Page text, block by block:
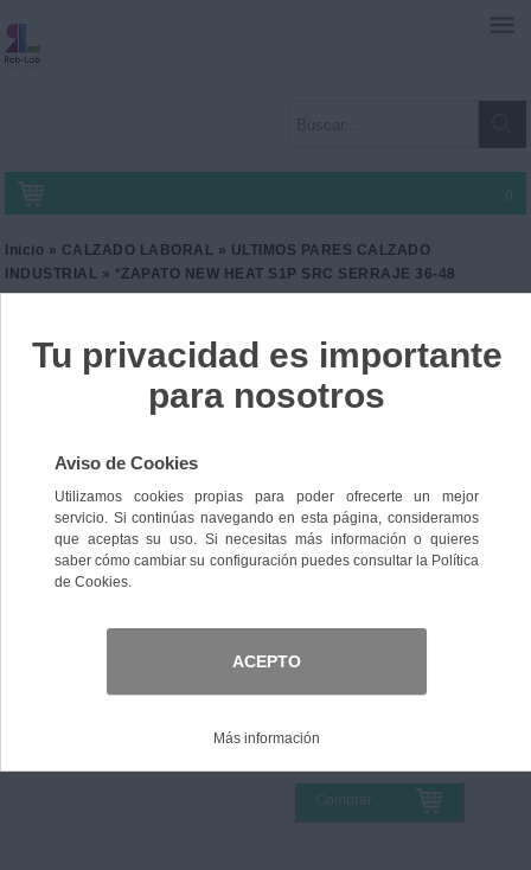
0
Inicio » CALZADO LABORAL » ULTIMOS PARES CALZADO
INDUSTRIAL » *ZAPATO NEW HEAT S1P SRC SERRAJE 36-48
*ZAPATO NEW HEAT S1P
SRC SERRAJE 36-48
Ref. JH-86017-1
Color
Talla
Comprar